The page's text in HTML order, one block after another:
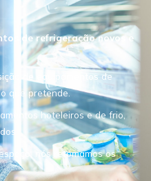
de refrigeração novos e
de equipamentos de
que pretende.
hoteleiros e de frio,
nós retomamos os